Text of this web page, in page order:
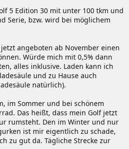
5 Edition 30 mit unter 100 tkm und
Serie, bzw. wird bei möglichem
angeboten ab November einen
Würde mich mit 0,5% dann
alles inklusive. Laden kann ich
und zu Hause auch
natürlich).
im Sommer und bei schönem
Das heißt, dass mein Golf jetzt
rumsteht. Den im Winter und nur
ist mir eigentlich zu schade,
zu gut da. Tägliche Strecke zur